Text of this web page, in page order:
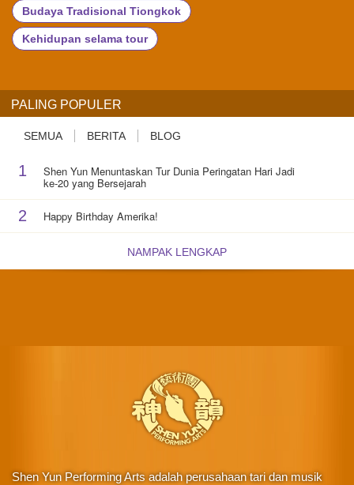
Budaya Tradisional Tiongkok
Kehidupan selama tour
PALING POPULER
SEMUA BERITA BLOG
1 Shen Yun Menuntaskan Tur Dunia Peringatan Hari Jadi
ke-20 yang Bersejarah
2 Happy Birthday Amerika!
NAMPAK LENGKAP
Shen Yun Performing Arts adalah perusahaan tari dan musik